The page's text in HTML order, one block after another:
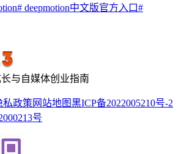
# deepmotion中文版官方入口#
与自媒体创业指南
私政策 网站地图黑ICP备2022005210号-2
号